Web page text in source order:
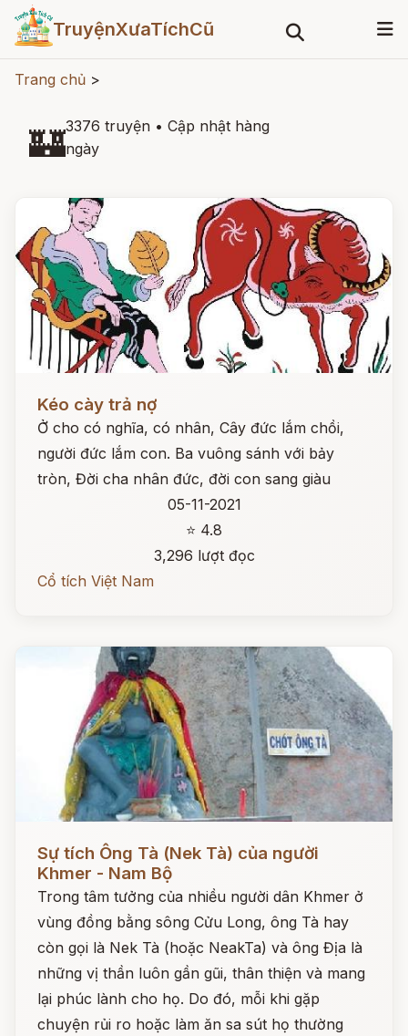
TruyệnXưaTíchCũ
Trang chủ >
🏰3376 truyện • Cập nhật hàng
ngày
Kéo cày trả nợ
Ở cho có nghĩa, có nhân, Cây đức lắm chồi,
người đức lắm con. Ba vuông sánh với bảy
tròn, Đời cha nhân đức, đời con sang giàu
05-11-2021
⭐ 4.8
3,296 lượt đọc
Cổ tích Việt Nam
Sự tích Ông Tà (Nek Tà) của người
Khmer - Nam Bộ
Trong tâm tưởng của nhiều người dân Khmer ở
vùng đồng bằng sông Cửu Long, ông Tà hay
còn gọi là Nek Tà (hoặc NeakTa) và ông Địa là
những vị thần luôn gần gũi, thân thiện và mang
lại phúc lành cho họ. Do đó, mỗi khi gặp
chuyện rủi ro hoặc làm ăn sa sút họ thường